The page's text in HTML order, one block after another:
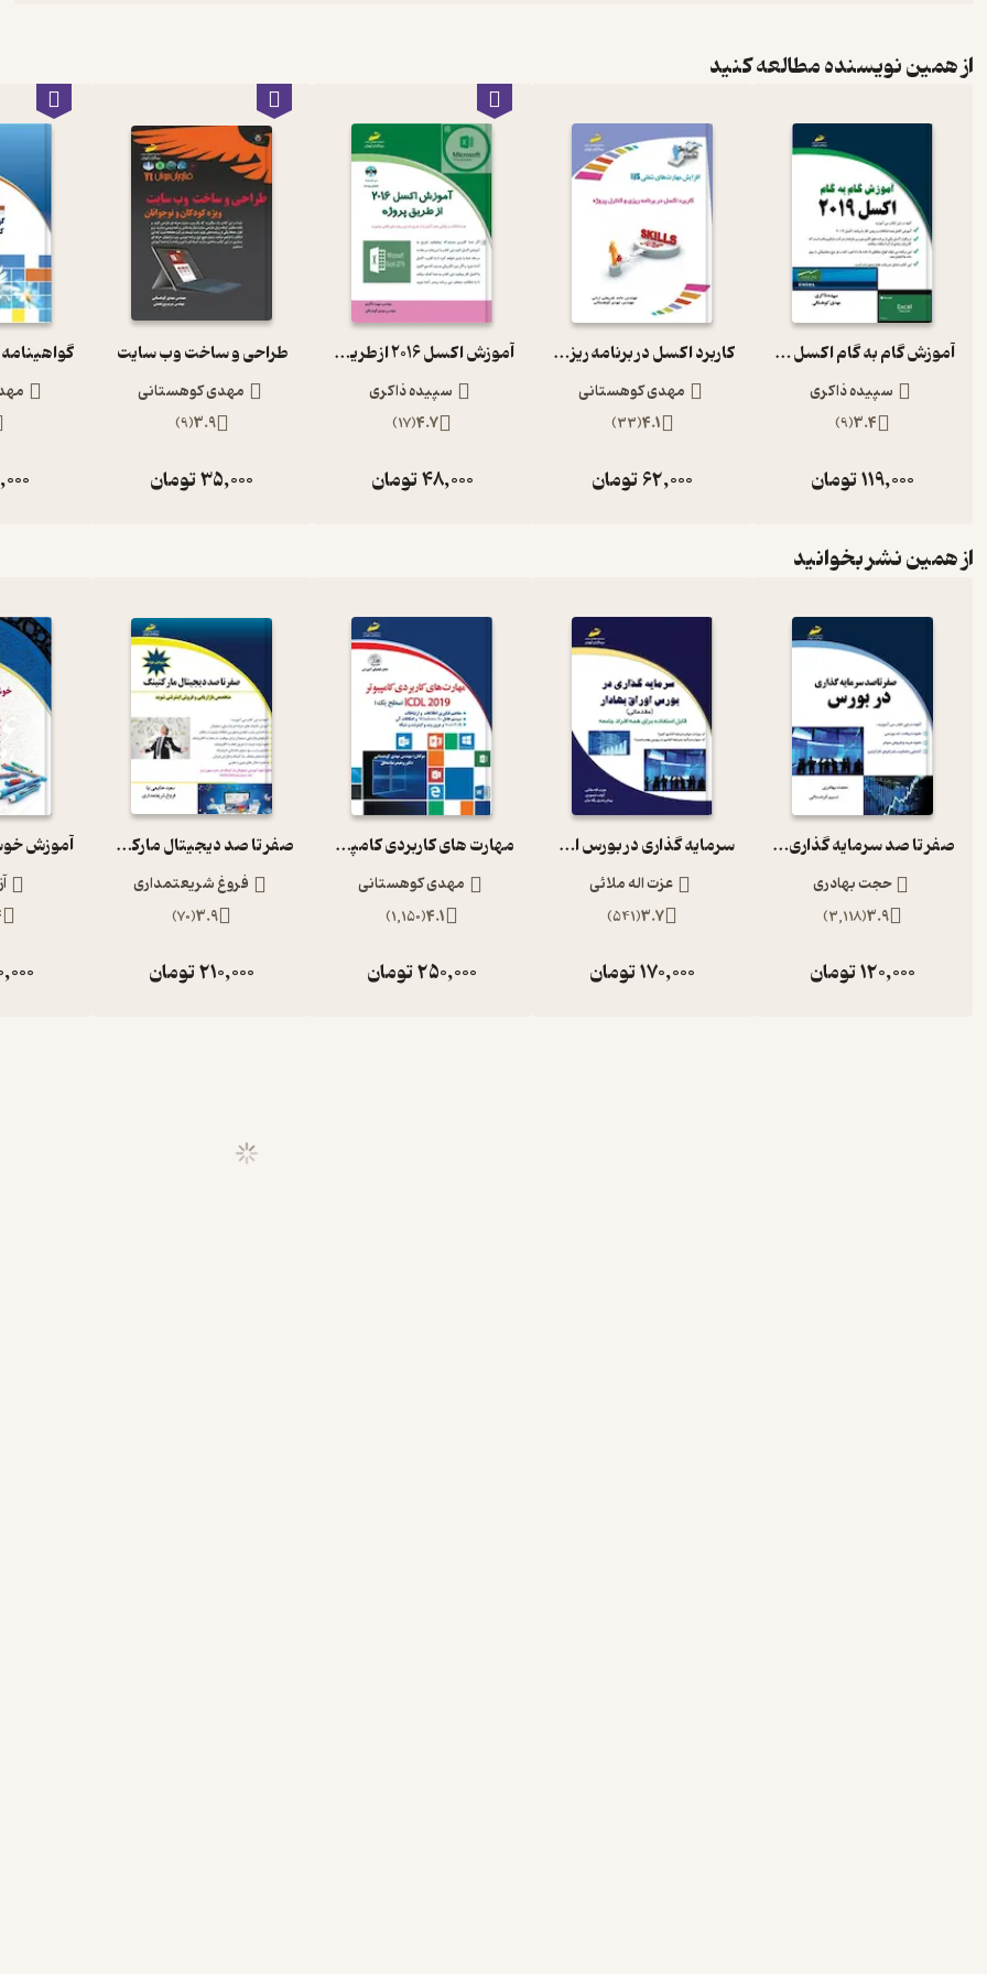
از همین نویسنده مطالعه کنید
آموزش گام به گام اکسل 2019
سپیده ذاکری
3.4
(
9
)
119,000تومان
کاربرد اکسل در برنامه ریزی و کنترل پروژه
مهدی کوهستانی
4.1
(
33
)
62,000تومان
آموزش اکسل 2016 از طریق پروژه
سپیده ذاکری
4.7
(
17
)
48,000تومان
طراحی و ساخت وب سایت
مهدی کوهستانی
3.9
(
9
)
35,000تومان
از همین نشر بخوانید
صفر تا صد سرمایه گذاری در بورس
حجت بهادری
3.9
(
3,118
)
120,000تومان
سرمایه گذاری در بورس اوراق بهادار
عزت اله ملائی
3.7
(
541
)
170,000تومان
مهارت های کاربردی کامپیوتر2019 ICDL سطح یک
مهدی کوهستانی
4.1
(
1,150
)
250,000تومان
صفر تا صد دیجیتال مارکتینگ
فروغ شریعتمداری
3.9
(
70
)
210,000تومان